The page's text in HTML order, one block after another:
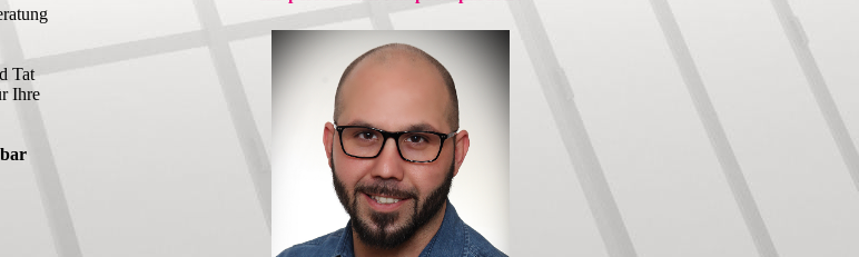
Tat
Ihre